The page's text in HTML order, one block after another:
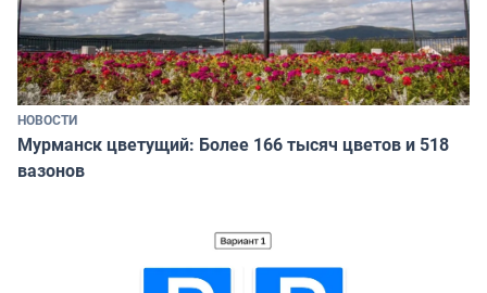
НОВОСТИ
Мурманск цветущий: Более 166 тысяч цветов и 518
вазонов